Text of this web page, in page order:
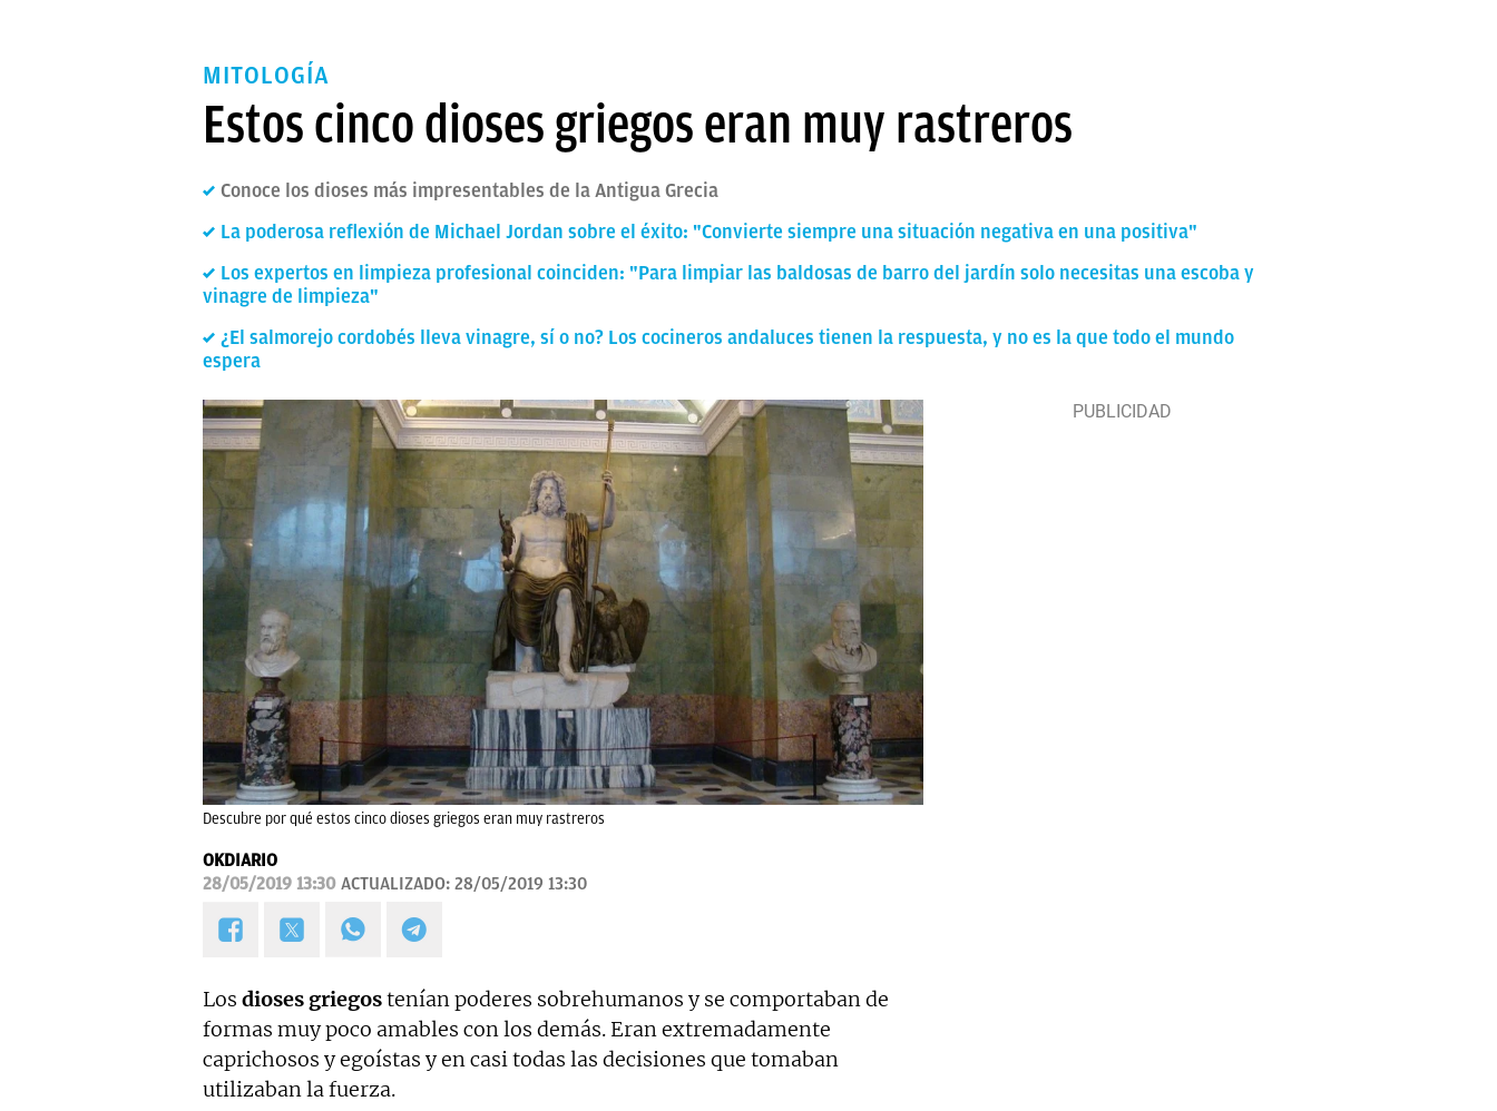
MITOLOGÍA
Estos cinco dioses griegos eran muy rastreros
Conoce los dioses más impresentables de la Antigua Grecia
La poderosa reflexión de Michael Jordan sobre el éxito: "Convierte siempre una situación negativa en una positiva"
Los expertos en limpieza profesional coinciden: "Para limpiar las baldosas de barro del jardín solo necesitas una escoba y
vinagre de limpieza"
¿El salmorejo cordobés lleva vinagre, sí o no? Los cocineros andaluces tienen la respuesta, y no es la que todo el mundo
espera
Descubre por qué estos cinco dioses griegos eran muy rastreros
OKDIARIO
28/05/2019 13:30 ACTUALIZADO: 28/05/2019 13:30
Los dioses griegostenían poderes sobrehumanos y se comportaban de
formas muy poco amables con los demás. Eran extremadamente
caprichosos y egoístas y en casi todas las decisiones que tomaban
utilizaban la fuerza.